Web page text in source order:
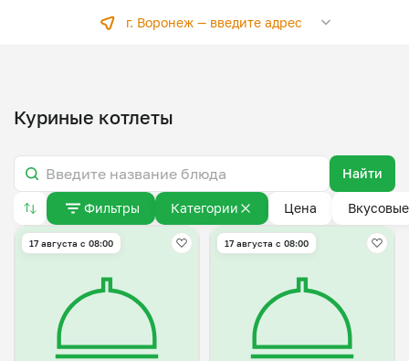
г. Воронеж —введите адрес
Куриные котлеты
Найти
Фильтры Категории Цена
17 августа с 08:00 17 августа с 08:00